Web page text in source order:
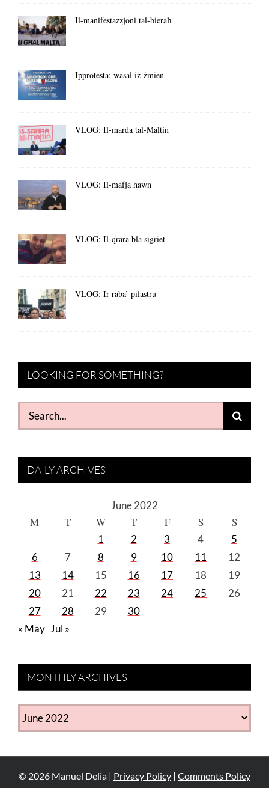
Il-manifestazzjoni tal-bieraħ
Ipprotesta: wasal iż-żmien
VLOG: Il-marda tal-Maltin
VLOG: Il-mafja hawn
VLOG: Il-qrara bla sigriet
VLOG: Ir-raba’ pilastru
LOOKING FOR SOMETHING?
Search
for:
DAILY ARCHIVES
June 2022
M T W T F S S
1 2 3 4
5
6
7 8 9 10 11
12
13
14 15 16 17 18
19
20
21 22 23 24 25
26
27
28 29
30
« May Jul »
MONTHLY ARCHIVES
MONTHLY
ARCHIVES
© 2026 Manuel Delia | Privacy Policy | Comments Policy